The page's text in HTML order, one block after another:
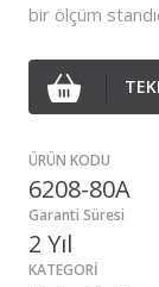
bir ölçüm
ÜRÜN KODU
6208-80A
Garanti Süresi
2 Yıl
KATEGORİ